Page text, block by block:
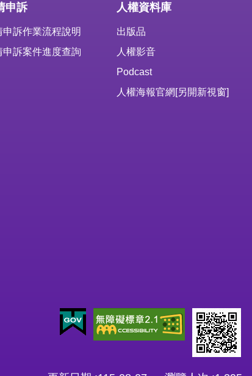
申訴
申訴作業流程說明
申訴案件進度查詢
人權資料庫
出版品
人權影音
Podcast
人權海報官網[另開新視窗]